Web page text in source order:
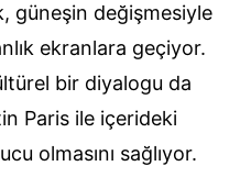
güneşin değişmesiyle
ekranlara geçiyor.
bir diyalogu da
Paris ile içerideki
olmasını sağlıyor.